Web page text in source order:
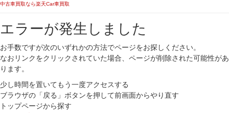
中古車買取なら楽天Car車買取
エラーが発生しました
お手数ですが次のいずれかの方法でページをお探しください。
なおリンクをクリックされていた場合、ページが削除された可能性があ
ります。
少し時間を置いてもう一度アクセスする
ブラウザの「戻る」ボタンを押して前画面からやり直す
トップページから探す